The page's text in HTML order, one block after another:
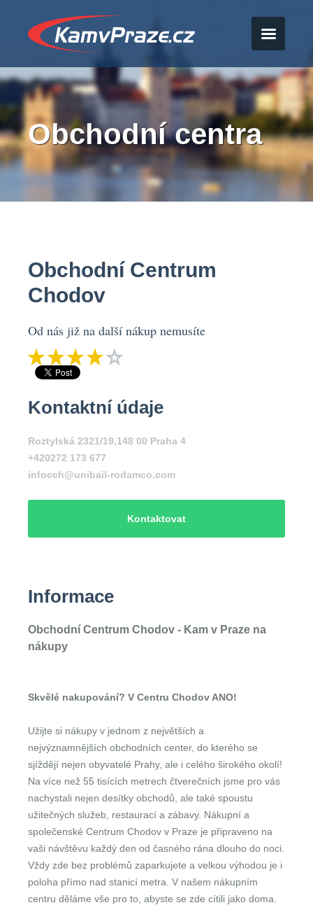
Obchodní centra
Obchodní Centrum
Chodov
Od nás již na další nákup nemusíte
Kontaktní údaje
Roztylská 2321/19,148 00 Praha 4
+420272 173 677
infocch@unibail-rodamco.com
Kontaktovat
Informace
Obchodní Centrum Chodov - Kam v Praze na
nákupy
Skvělé nakupování? V Centru Chodov ANO!
Užijte si nákupy v jednom z největších a
nejvýznamnějších obchodních center, do kterého se
sjíždějí nejen obyvatelé Prahy, ale i celého širokého okolí!
Na více než 55 tisících metrech čtverečních jsme pro vás
nachystali nejen desítky obchodů, ale také spoustu
užitečných služeb, restaurací a zábavy. Nákupní a
společenské Centrum Chodov v Praze je připraveno na
vaši návštěvu každý den od časného rána dlouho do noci.
Vždy zde bez problémů zaparkujete a velkou výhodou je i
poloha přímo nad stanicí metra. V našem nákupním
centru děláme vše pro to, abyste se zde cítili jako doma.